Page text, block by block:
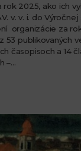
rok 2025, ako ich
v. v. i. do
organizácie za
53 publikovaných
časopisoch a 14
–…